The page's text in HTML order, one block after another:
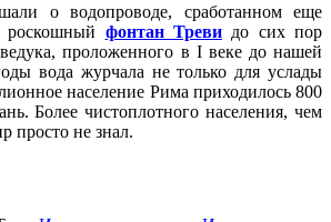
о водопроводе, сработанном еще
фонтан Тревидо сих пор
проложенного в I веке до нашей
вода журчала не только для услады
население Рима приходилось 800
Более чистоплотного населения, чем
просто не знал.